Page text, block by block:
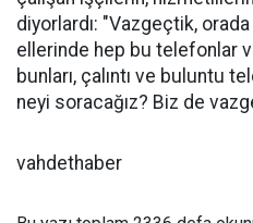
diyorlardı: "Vazgeçtik,
ellerinde hep bu telefonlar
bunları, çalıntı ve buluntu
neyi soracağız? Biz de
vahdethaber